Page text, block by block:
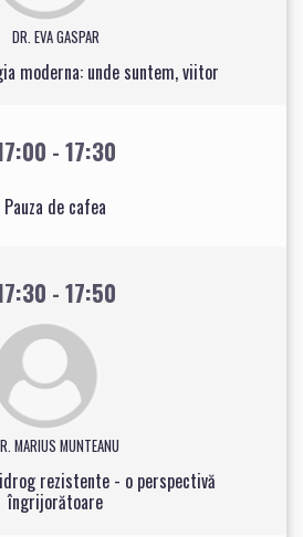
DR. EVA GASPAR
moderna: unde suntem, viitor
- 17:30
Pauza de cafea
- 17:50
MARIUS MUNTEANU
rezistente - o perspectivă
îngrijorătoare